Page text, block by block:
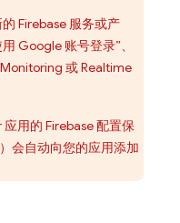
Firebase 服务或产
Google 账号登录”、
或Realtime
用的 Firebase 配置保
会自动向您的应用添加